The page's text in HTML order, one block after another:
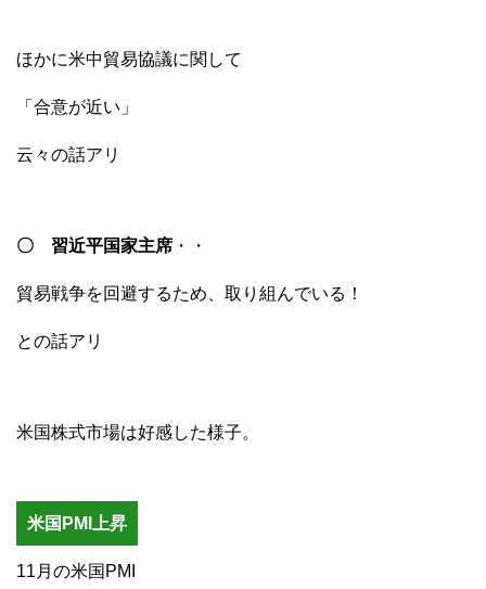
ほかに米中貿易協議に関して
「合意が近い」
云々の話アリ
〇 習近平国家主席 ・・
貿易戦争を回避するため、取り組んでいる！
との話アリ
米国株式市場は好感した様子。
米国PMI上昇
11月の米国PMI